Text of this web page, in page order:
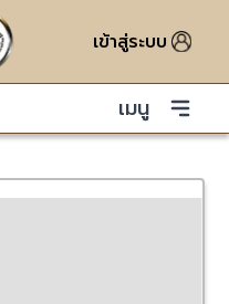
เข้าสู่ระบบ
เมนู